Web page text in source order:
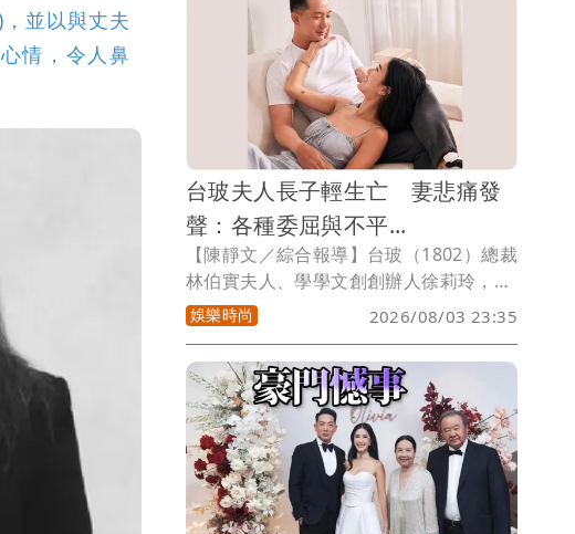
並以與丈夫
情，令人鼻
台玻夫人長子輕生亡 妻悲痛發
聲：各種委屈與不平...
【陳靜文／綜合報導】台玻（1802）總裁
林伯實夫人、學學文創創辦人徐莉玲，日
前因烏龍發文聲援張柏芝、砲轟王菲與謝
霆鋒，引發關注，今傳出徐莉玲今年初歷
經喪子之痛，50多歲長子徐子翔於春節期
間輕生亡，家屬低調治喪，消息直到今日
才曝光。徐子翔的妻子譚以欣，今天悲痛
在社群發聲，中文提到「過去我們一起面
對各種委屈與不平，最後你選擇先離開，
我則只能選擇安靜」，再度引發外界議論
與揣測。
娛樂時尚 2026/08/03 23:35